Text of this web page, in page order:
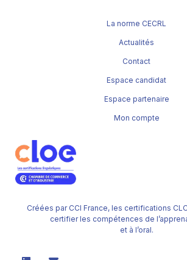
Créées par CCI France, les certifications
certifier les compétences de
et à l’oral.
La norme CECRL
Actualités
Contact
Espace candidat
Espace partenaire
Mon compte